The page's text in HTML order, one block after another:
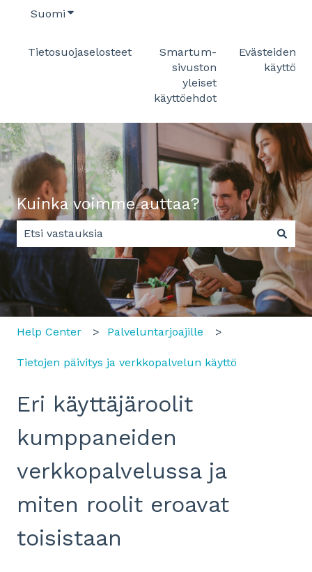
Suomi Näytä käännöksien alavalikko
Tietosuojaselosteet
Smartum-
sivuston
yleiset
käyttöehdot
Evästeiden
käyttö
Kuinka voimme auttaa?
Ehdotuksia ei ole, koska hakukenttä on tyhjä.
Help Center Palveluntarjoajille
Tietojen päivitys ja verkkopalvelun käyttö
Eri käyttäjäroolit
kumppaneiden
verkkopalvelussa ja
miten roolit eroavat
toisistaan